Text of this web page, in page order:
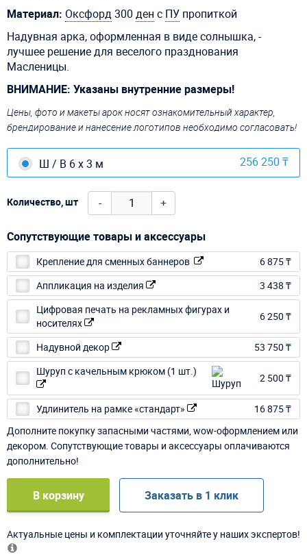
Материал: Оксфорд300 ден с ПУ пропиткой
Надувная арка, оформленная в виде солнышка, -
лучшее решение для веселого празднования
Масленицы.
ВНИМАНИЕ: Указаны внутренние размеры!
Цены, фото и макеты арок носят ознакомительный характер,
брендирование и нанесение логотипов необходимо согласовать!
Ш / В 6 х 3 м 256 250 ₸
Количество, шт - +
Сопутствующие товары и аксессуары
Крепление для сменных баннеров
6 875 ₸
Аппликация на изделия
3 438 ₸
Цифровая печать на рекламных фигурах и
носителях
6 250 ₸
Надувной декор
53 750 ₸
Шуруп с качельным крюком (1 шт.)
2 500 ₸
Удлинитель на рамке «стандарт»
16 875 ₸
Дополните покупку запасными частями, wow-оформлением или
декором. Сопутствующие товары и аксессуары оплачиваются
дополнительно!
В корзину Заказать в 1 клик
Актуальные цены и комплектации уточняйте у наших экспертов!